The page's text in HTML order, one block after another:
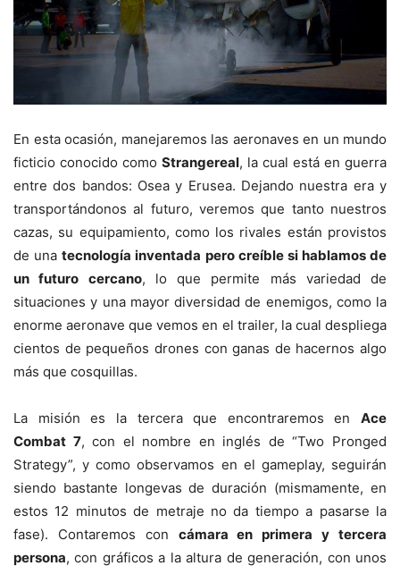
En esta ocasión, manejaremos las aeronaves en un mundo
ficticio conocido como Strangereal, la cual está en guerra
entre dos bandos: Osea y Erusea. Dejando nuestra era y
transportándonos al futuro, veremos que tanto nuestros
cazas, su equipamiento, como los rivales están provistos
de unatecnología inventada pero creíble si hablamos de
un futuro cercano, lo que permite más variedad de
situaciones y una mayor diversidad de enemigos, como la
enorme aeronave que vemos en el trailer, la cual despliega
cientos de pequeños drones con ganas de hacernos algo
más que cosquillas.
La misión es la tercera que encontraremos en Ace
Combat 7, con el nombre en inglés de “Two Pronged
Strategy”, y como observamos en el gameplay, seguirán
siendo bastante longevas de duración (mismamente, en
estos 12 minutos de metraje no da tiempo a pasarse la
fase). Contaremos con cámara en primera y tercera
persona, con gráficos a la altura de generación, con unos